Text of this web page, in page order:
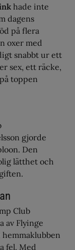
hade inte
dagens
på flera
oxer med
snabbt ur ett
sex, ett räcke,
toppen
gjorde
Den
lätthet och
Club
av Flyinge
fel. Med